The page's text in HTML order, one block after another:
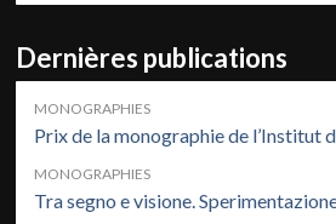
Dernières publications
MONOGRAPHIES
Prix de la monographie de l’Institut
MONOGRAPHIES
Tra segno e visione.